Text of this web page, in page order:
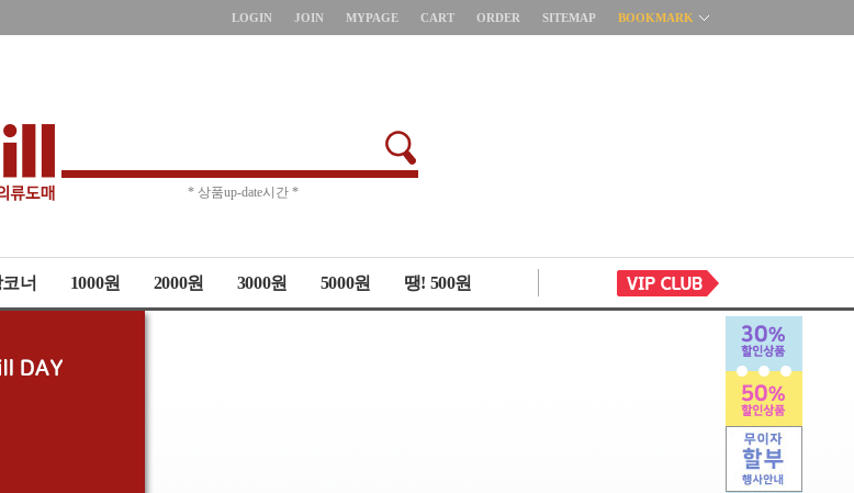
LOGIN JOIN MYPAGE CART ORDER SITEMAP BOOKMARK
* 주문취소 제한 *
너 1000원 2000원 3000원 5000원 땡! 500원